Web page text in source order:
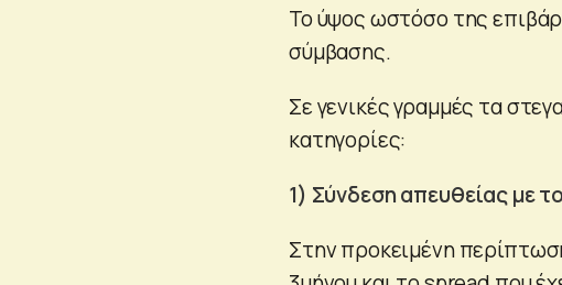
Το ύψος ωστόσο της
σύμβασης.
Σε γενικές γραμμές τα
κατηγορίες:
1) Σύνδεση απευθείας με
Στην προκειμένη